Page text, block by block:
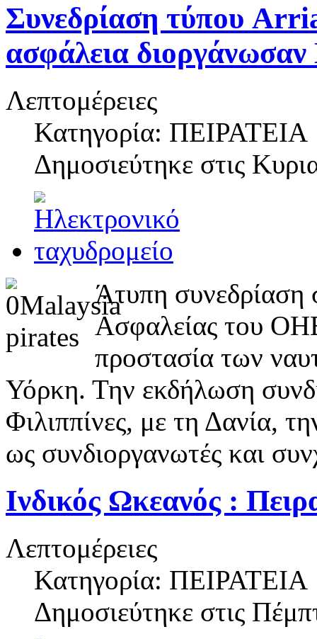
Συνεδρίαση τύπου
ασφάλεια διοργάνωσαν
Λεπτομέρειες
Κατηγορία: ΠΕΙΡΑΤΕΙΑ
Δημοσιεύτηκε στις
Άτυπη
Ασφαλείας του
προστασία των
Υόρκη. Την εκδήλωση
Φιλιππίνες, με τη Δανία,
ως συνδιοργανωτές και
Ινδικός Ωκεανός :
Λεπτομέρειες
Κατηγορία: ΠΕΙΡΑΤΕΙΑ
Δημοσιεύτηκε στις